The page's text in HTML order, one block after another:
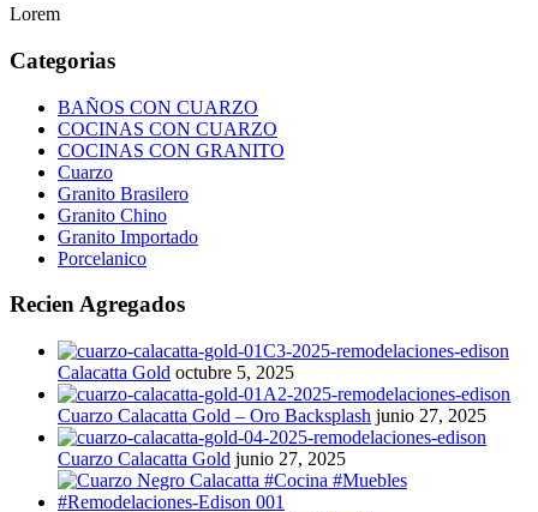
Lorem
Categorias
BAÑOS CON CUARZO
COCINAS CON CUARZO
COCINAS CON GRANITO
Cuarzo
Granito Brasilero
Granito Chino
Granito Importado
Porcelanico
Recien Agregados
Calacatta Gold octubre 5, 2025
Cuarzo Calacatta Gold – Oro Backsplash junio 27, 2025
Cuarzo Calacatta Gold junio 27, 2025